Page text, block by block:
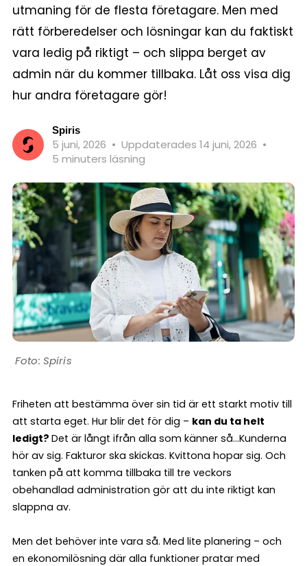
utmaning för de flesta företagare. Men med
rätt förberedelser och lösningar kan du faktiskt
vara ledig på riktigt – och slippa berget av
admin när du kommer tillbaka. Låt oss visa dig
hur andra företagare gör!
Spiris
5 juni, 2026 • Uppdaterades 14 juni, 2026 •
5 minuters läsning
Spiris
Friheten att bestämma över sin tid är ett starkt motiv till
att starta eget. Hur blir det för dig – kan du ta helt
ledigt? Det är långt ifrån alla som känner så…Kunderna
hör av sig. Fakturor ska skickas. Kvittona hopar sig. Och
tanken på att komma tillbaka till tre veckors
obehandlad administration gör att du inte riktigt kan
slappna av.
Men det behöver inte vara så. Med lite planering – och
en ekonomilösning där alla funktioner pratar med